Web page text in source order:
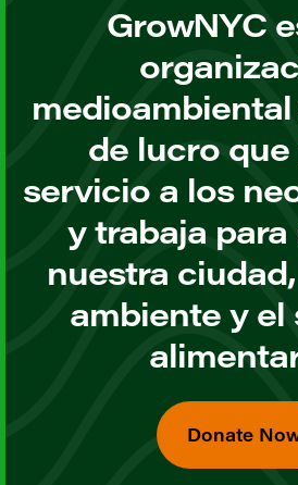
GrowNYC
de lucro
servicio a los
y trabaja
nuestra
ambiente y el
Donate